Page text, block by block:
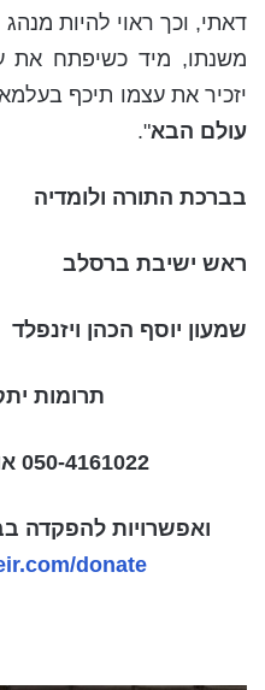
דאתי, וכך ראוי להיות
משנתו, מיד כשיפתח את
יזכיר את עצמו תיכף
עולם הבא".
בברכת התורה ולומדיה
ראש ישיבת ברסלב
שמעון יוסף הכהן ויזנפלד
תרומות
050-4161022 או לפרטים נוספים
ואפשרויות להפקדה
donate